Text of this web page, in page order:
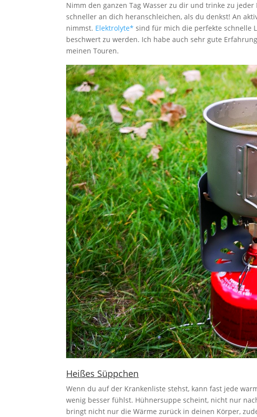
Nimm den ganzen Tag Wasser zu dir und trinke zu
schneller an dich heranschleichen, als du denkst! An
nimmst. Elektrolyte* sind für mich die perfekte schnelle
beschwert zu werden. Ich habe auch sehr gute
meinen Touren.
Heißes Süppchen
Wenn du auf der Krankenliste stehst, kann fast jede
wenig besser fühlst. Hühnersuppe scheint, nicht nur
bringt nicht nur die Wärme zurück in deinen Körper,